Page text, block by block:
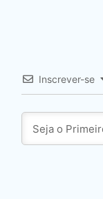
Inscrever-se